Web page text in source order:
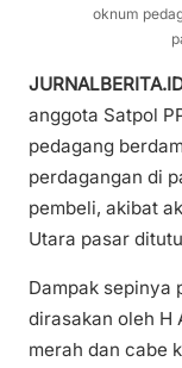
oknum
anggota Satpol
pedagang
perdagangan di
pembeli, akibat
Utara pasar
Dampak sepinya
dirasakan oleh H
merah dan cabe